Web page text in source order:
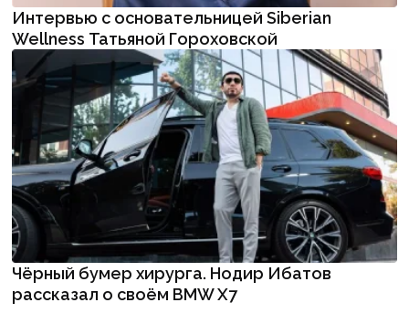
Интервью с основательницей Siberian
Wellness Татьяной Гороховской
Чёрный бумер хирурга. Нодир Ибатов
рассказал о своём BMW X7